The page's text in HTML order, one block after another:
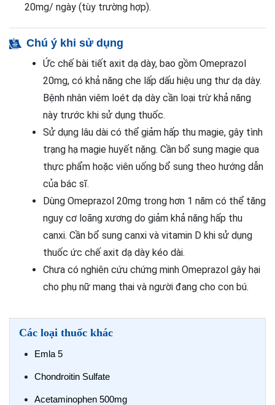
20mg/ ngày (tùy trường hợp).
Chú ý khi sử dụng
Ức chế bài tiết axit dạ dày, bao gồm Omeprazol
20mg, có khả năng che lấp dấu hiệu ung thư dạ dày.
Bệnh nhân viêm loét dạ dày cần loại trừ khả năng
này trước khi sử dụng thuốc.
Sử dụng lâu dài có thể giảm hấp thu magie, gây tình
trạng hạ magie huyết nặng. Cần bổ sung magie qua
thực phẩm hoặc viên uống bổ sung theo hướng dẫn
của bác sĩ.
Dùng Omeprazol 20mg trong hơn 1 năm có thể tăng
nguy cơ loãng xương do giảm khả năng hấp thu
canxi. Cần bổ sung canxi và vitamin D khi sử dụng
thuốc ức chế axit dạ dày kéo dài.
Chưa có nghiên cứu chứng minh Omeprazol gây hại
cho phụ nữ mang thai và người đang cho con bú.
Các loại thuốc khác
Emla 5
Chondroitin Sulfate
Acetaminophen 500mg